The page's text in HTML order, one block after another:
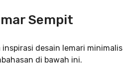
Sempit
desain lemari minimalis
di bawah ini.